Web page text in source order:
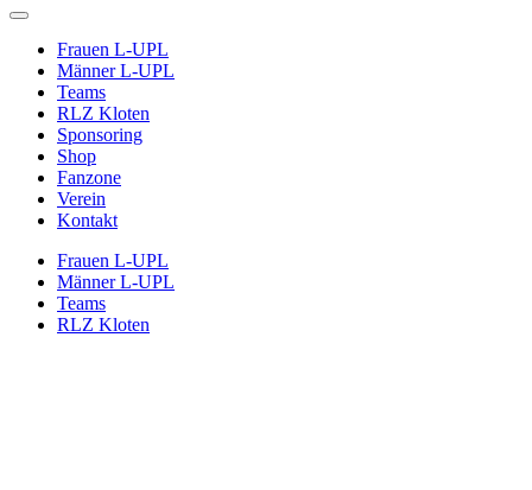
Frauen L-UPL
Männer L-UPL
Teams
RLZ Kloten
Sponsoring
Shop
Fanzone
Verein
Kontakt
Frauen L-UPL
Männer L-UPL
Teams
RLZ Kloten